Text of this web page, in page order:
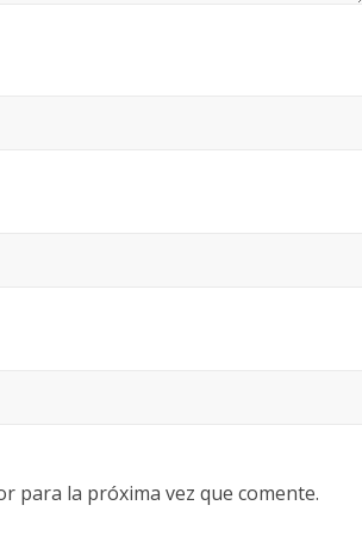
para la próxima vez que comente.